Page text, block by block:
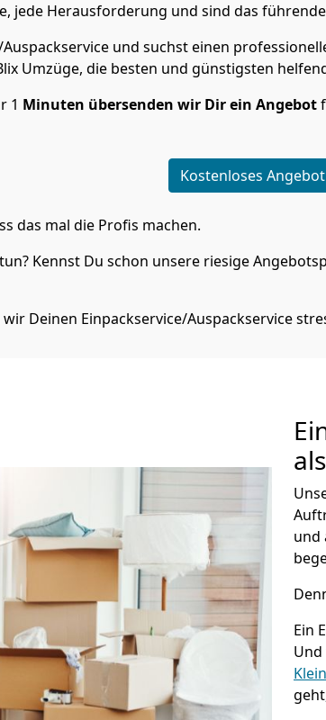
jede Herausforderung und sind das
und suchst einen
Umzüge, die besten und günstigsten
1 Minuten übersenden wir Dir ein Angebot
Kostenloses
das mal die Profis machen.
Kennst Du schon unsere riesige
Deinen Einpackservice/Auspackservice
und
Ein